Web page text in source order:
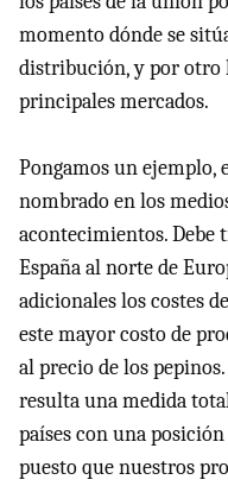
momento dónde se
distribución, y por otro
principales mercados.
Pongamos un ejemplo,
nombrado en los
acontecimientos. Debe
España al norte de
adicionales los costes
este mayor costo de
al precio de los
resulta una medida
países con una
puesto que nuestros